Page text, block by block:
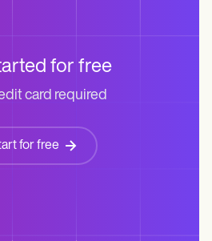
for free
card required
for free